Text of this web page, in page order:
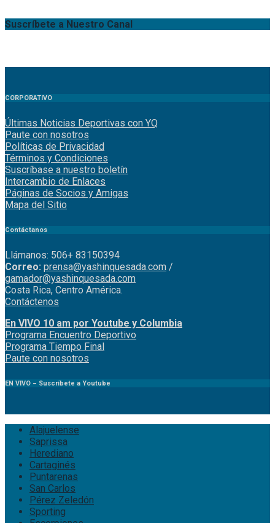
Suscríbete a Nuestro Canal
CORPORATIVO
Últimas Noticias Deportivas con YQ
Paute con nosotros
Políticas de Privacidad
Términos y Condiciones
Suscríbase a nuestro boletín
Intercambio de Enlaces
Páginas de Socios y Amigas
Mapa del Sitio
Contáctanos
Llámanos: 506+ 83150394
Correo: prensa@yashinquesada.com /
gamador@yashinquesada.com
Costa Rica, Centro América.
Contáctenos
En VIVO 10 am por Youtube y Columbia
Programa Encuentro Deportivo
Programa Tiempo Final
Paute con nosotros
EN VIVO – Suscríbete a Youtube
Alajuelense
Saprissa
Herediano
Cartaginés
Puntarenas
San Carlos
Pérez Zeledón
Sporting